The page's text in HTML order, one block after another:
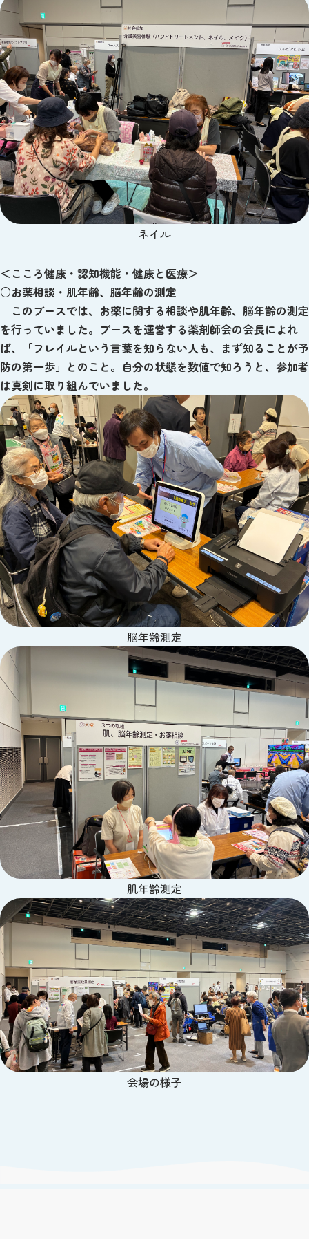
ネイル
＜こころ健康・認知機能・健康と医療＞
○お薬相談・肌年齢、脳年齢の測定
このブースでは、お薬に関する相談や肌年齢、脳年齢の測定
を行っていました。ブースを運営する薬剤師会の会長によれ
ば、「フレイルという言葉を知らない人も、まず知ることが予
防の第一歩」とのこと。自分の状態を数値で知ろうと、参加者
は真剣に取り組んでいました。
脳年齢測定
肌年齢測定
会場の様子